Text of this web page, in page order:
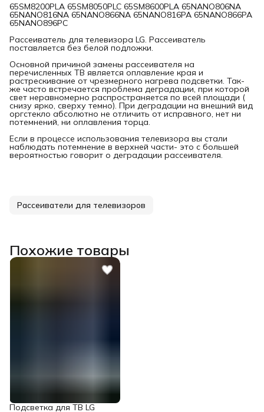
65SM8200PLA 65SM8050PLC 65SM8600PLA 65NANO806NA
65NANO816NA 65NANO866NA 65NANO816PA 65NANO866PA
65NANO896PC
Рассеиватель для телевизора LG. Рассеиватель
поставляется без белой подложки.
Основной причиной замены рассеивателя на
перечисленных ТВ является оплавление края и
растрескивание от чрезмерного нагрева подсветки. Так-
же часто встречается проблема деградации, при которой
свет неравномерно распространяется по всей площади (
снизу ярко, сверху темно). При деградации на внешний вид
оргстекло абсолютно не отличить от исправного, нет ни
потемнений, ни оплавления торца.
Если в процессе использования телевизора вы стали
наблюдать потемнение в верхней части- это с большей
вероятностью говорит о деградации рассеивателя.
Рассеиватели для телевизоров
Похожие товары
Подсветка для ТВ LG